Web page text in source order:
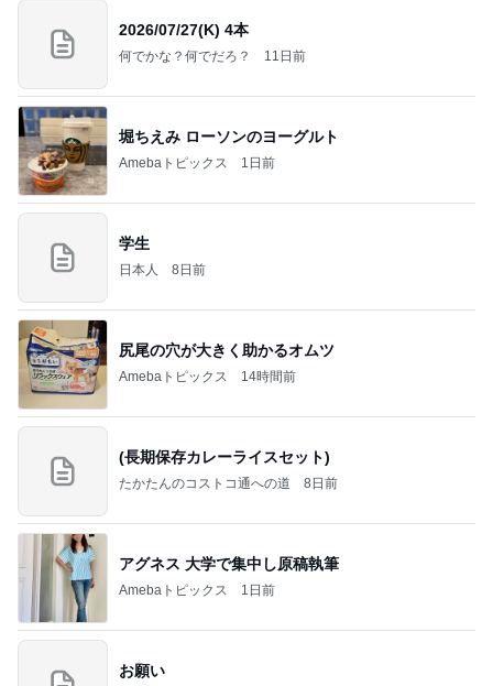
2026/07/27(K) 4本
何でかな？何でだろ？ 11日前
堀ちえみ ローソンのヨーグルト
Amebaトピックス 1日前
学生
日本人 8日前
尻尾の穴が大きく助かるオムツ
Amebaトピックス 14時間前
(長期保存カレーライスセット)
たかたんのコストコ通への道 8日前
アグネス 大学で集中し原稿執筆
Amebaトピックス 1日前
お願い